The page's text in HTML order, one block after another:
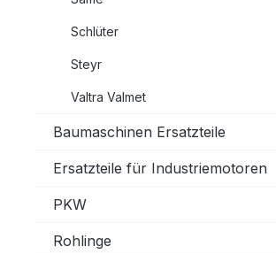
Schlüter
Steyr
Valtra Valmet
Baumaschinen Ersatzteile
Ersatzteile für Industriemotoren
PKW
Rohlinge